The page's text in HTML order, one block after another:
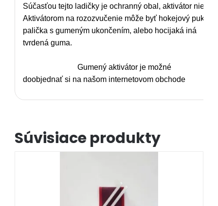
Súčasťou tejto ladičky je ochranný obal, aktivátor nie.
Aktivátorom na rozozvučenie môže byť hokejový puk,
palička s gumeným ukončením, alebo hocijaká iná
tvrdená guma.
Gumený aktivátor je možné
doobjednať si na našom internetovom obchode
Súvisiace produkty